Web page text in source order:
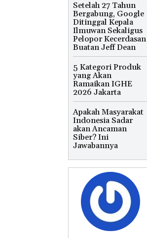
Setelah 27 Tahun
Bergabung, Google
Ditinggal Kepala
Ilmuwan Sekaligus
Pelopor Kecerdasan
Buatan Jeff Dean
5 Kategori Produk
yang Akan
Ramaikan IGHE
2026 Jakarta
Apakah Masyarakat
Indonesia Sadar
akan Ancaman
Siber? Ini
Jawabannya